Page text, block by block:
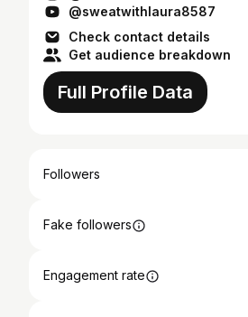
@sweatwithlaura8587
Check contact details
Get audience breakdown
Full Profile Data
Followers
Fake followers
Engagement rate